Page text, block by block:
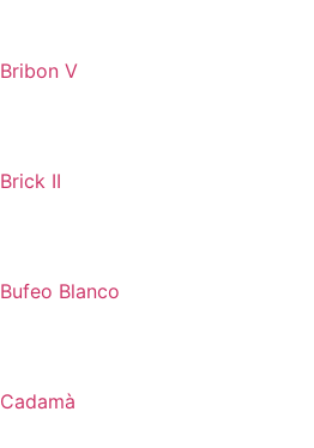
Bribon V
Brick II
Bufeo Blanco
Cadamà